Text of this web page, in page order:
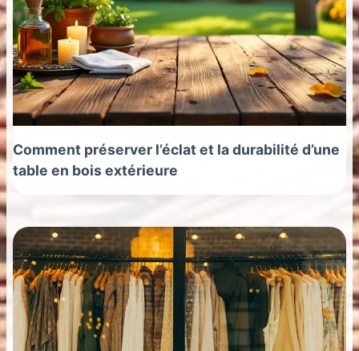
Comment préserver l’éclat et la durabilité d’une
table en bois extérieure